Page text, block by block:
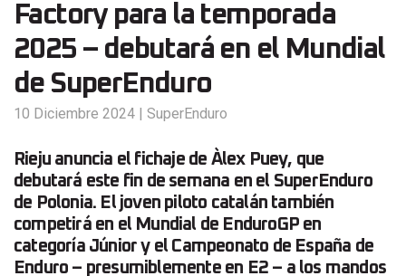
Factory para la temporada
2025 – debutará en el Mundial
de SuperEnduro
10 Diciembre 2024 | SuperEnduro
Rieju anuncia el fichaje de Àlex Puey, que
debutará este fin de semana en el SuperEnduro
de Polonia. El joven piloto catalán también
competirá en el Mundial de EnduroGP en
categoría Júnior y el Campeonato de España de
Enduro – presumiblemente en E2 – a los mandos